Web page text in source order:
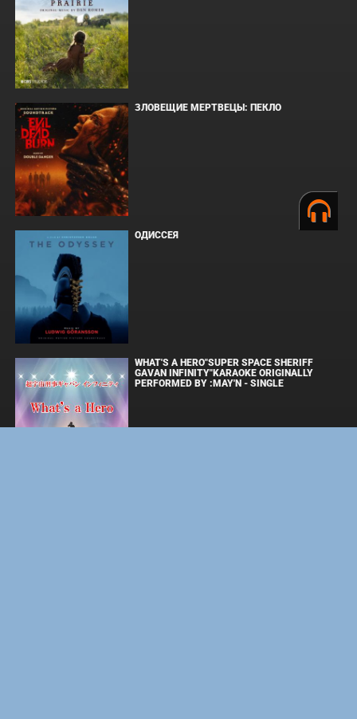
ЗЛОВЕЩИЕ МЕРТВЕЦЫ: ПЕКЛО
ОДИССЕЯ
WHAT'S A HERO"SUPER SPACE SHERIFF
GAVAN INFINITY"KARAOKE ORIGINALLY
PERFORMED BY :MAY'N - SINGLE